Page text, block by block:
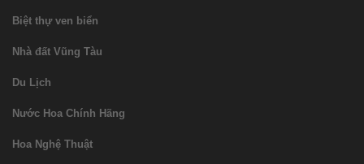
Biệt thự ven biển
Nhà đất Vũng Tàu
Du Lịch
Nước Hoa Chính Hãng
Hoa Nghệ Thuật